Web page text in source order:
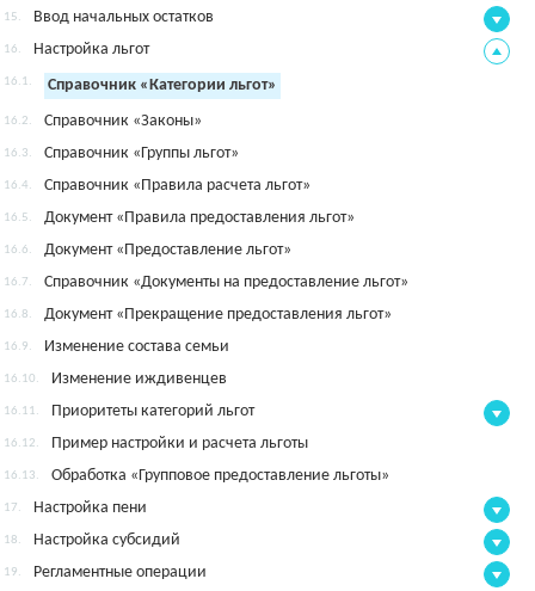
15. Ввод начальных остатков
16. Настройка льгот
16.1. Справочник «Категории льгот»
16.2. Справочник «Законы»
16.3. Справочник «Группы льгот»
16.4. Справочник «Правила расчета льгот»
16.5. Документ «Правила предоставления льгот»
16.6. Документ «Предоставление льгот»
16.7. Справочник «Документы на предоставление льгот»
16.8. Документ «Прекращение предоставления льгот»
16.9. Изменение состава семьи
16.10. Изменение иждивенцев
16.11. Приоритеты категорий льгот
16.12. Пример настройки и расчета льготы
16.13. Обработка «Групповое предоставление льготы»
17. Настройка пени
18. Настройка субсидий
19. Регламентные операции